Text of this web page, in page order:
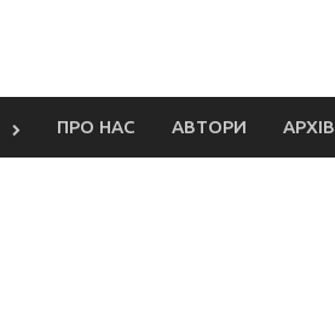
ПРО НАС АВТОРИ АРХІВ